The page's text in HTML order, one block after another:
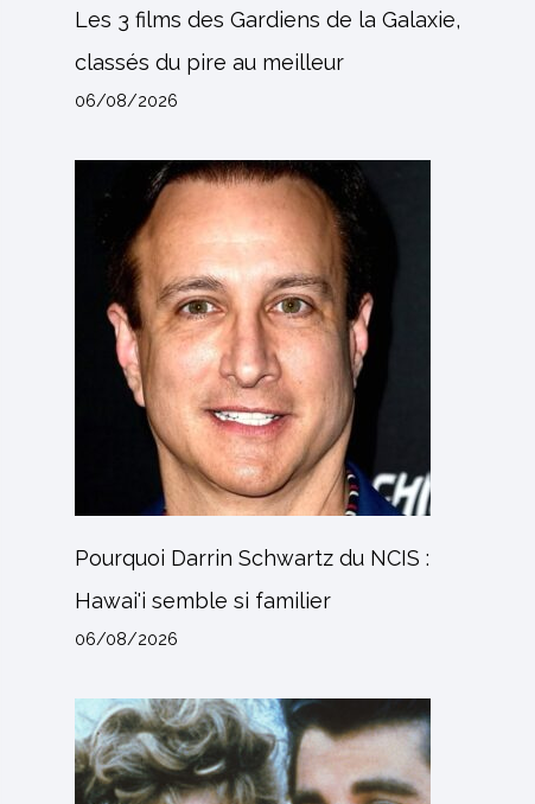
Les 3 films des Gardiens de la Galaxie,
classés du pire au meilleur
06/08/2026
Pourquoi Darrin Schwartz du NCIS :
Hawai'i semble si familier
06/08/2026